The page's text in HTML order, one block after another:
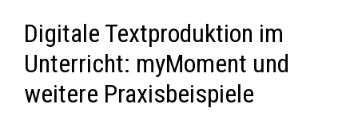
Digitale Textproduktion im
Unterricht: myMoment und
weitere Praxisbeispiele